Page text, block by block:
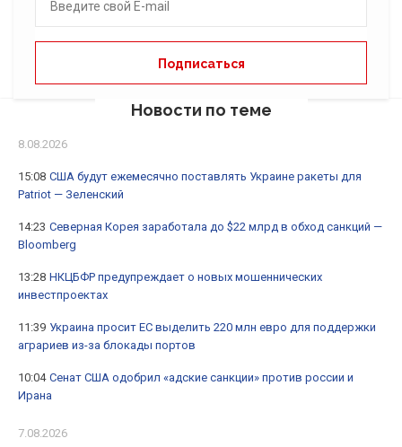
Новости по теме
8.08.2026
15:08 США будут ежемесячно поставлять Украине ракеты для
Patriot — Зеленский
14:23 Северная Корея заработала до $22 млрд в обход санкций —
Bloomberg
13:28 НКЦБФР предупреждает о новых мошеннических
инвестпроектах
11:39 Украина просит ЕС выделить 220 млн евро для поддержки
аграриев из-за блокады портов
10:04 Сенат США одобрил «адские санкции» против россии и
Ирана
7.08.2026